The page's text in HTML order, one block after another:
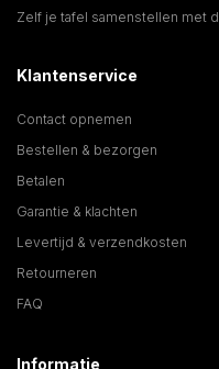
Zelf je tafel samenstellen met
Klantenservice
Contact opnemen
Bestellen & bezorgen
Betalen
Garantie & klachten
Levertijd & verzendkosten
Retourneren
FAQ
Informatie